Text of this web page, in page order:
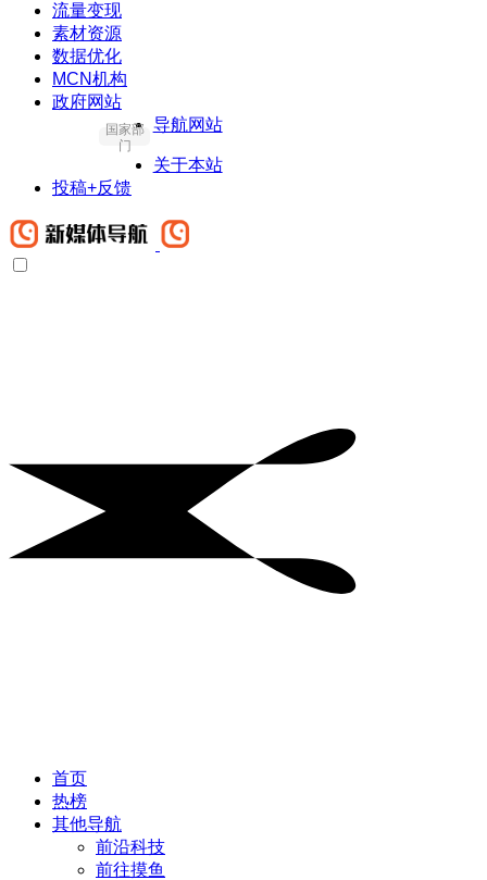
流量变现
素材资源
数据优化
MCN机构
政府网站
国家部
门
导航网站
关于本站
投稿+反馈
首页
热榜
其他导航
前沿科技
前往摸鱼